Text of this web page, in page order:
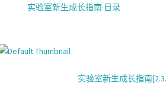
实验室新生成长指南·目录
实验室新生成长指南